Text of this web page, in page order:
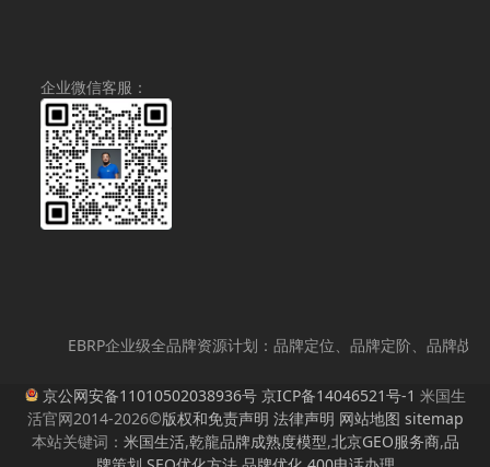
企业微信客服：
EBRP企业级全品牌资源计划：品牌定位、品牌定阶、品牌战
京公网安备11010502038936号 京ICP备14046521号-1 米国生
活官网2014-2026©版权和免责声明 法律声明 网站地图 sitemap
本站关键词： 米国生活,乾龍品牌成熟度模型,北京GEO服务商,品